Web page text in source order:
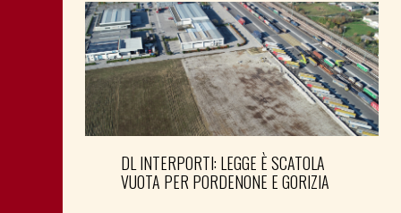
DL INTERPORTI: LEGGE È SCATOLA
VUOTA PER PORDENONE E GORIZIA